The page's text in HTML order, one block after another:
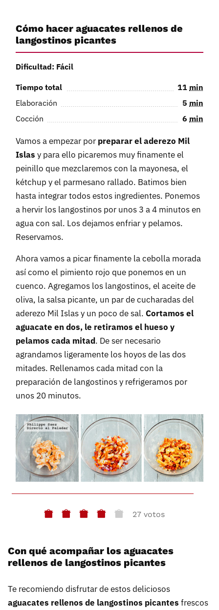
Cómo hacer aguacates rellenos de
langostinos picantes
Dificultad: Fácil
Tiempo total 11 min
Elaboración
5 min
Cocción
6 min
Vamos a empezar por preparar el aderezo Mil
Islas y para ello picaremos muy finamente el
peinillo que mezclaremos con la mayonesa, el
kétchup y el parmesano rallado. Batimos bien
hasta integrar todos estos ingredientes. Ponemos
a hervir los langostinos por unos 3 a 4 minutos en
agua con sal. Los dejamos enfriar y pelamos.
Reservamos.
Ahora vamos a picar finamente la cebolla morada
así como el pimiento rojo que ponemos en un
cuenco. Agregamos los langostinos, el aceite de
oliva, la salsa picante, un par de cucharadas del
aderezo Mil Islas y un poco de sal. Cortamos el
aguacate en dos, le retiramos el hueso y
pelamos cada mitad. De ser necesario
agrandamos ligeramente los hoyos de las dos
mitades. Rellenamos cada mitad con la
preparación de langostinos y refrigeramos por
unos 20 minutos.
27 votos
Con qué acompañar los aguacates
rellenos de langostinos picantes
Te recomiendo disfrutar de estos deliciosos
aguacates rellenos de langostinos picantes frescos